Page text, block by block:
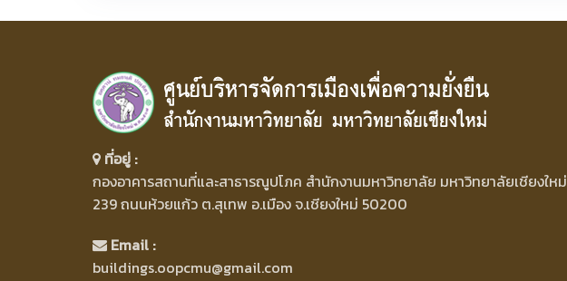
ที่อยู่ :
กองอาคารสถานที่และสาธารณูปโภค สำนักงานมหาวิทยาลัย มหาวิทยาลัยเชียงใหม่
239 ถนนห้วยแก้ว ต.สุเทพ อ.เมือง จ.เชียงใหม่ 50200
Email :
buildings.oopcmu@gmail.com